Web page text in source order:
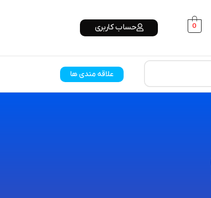
0 حساب کاربری
علاقه مندی ها